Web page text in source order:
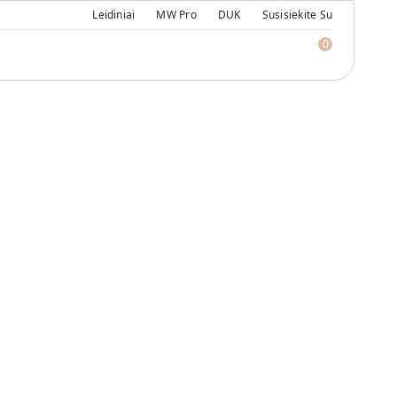
Leidiniai MW Pro DUK Susisiekite Su
0